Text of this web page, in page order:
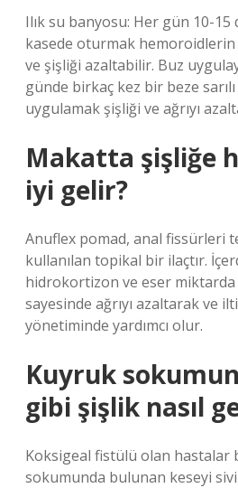
Ilık su banyosu: Her gün 10-15
kasede oturmak hemoroidlerin
ve şişliği azaltabilir. Buz
günde birkaç kez bir beze
uygulamak şişliği ve ağrıyı
Makatta şişliğe
iyi gelir?
Anuflex pomad, anal fissürleri
kullanılan topikal bir ilaçtır.
hidrokortizon ve eser
sayesinde ağrıyı azaltarak ve
yönetiminde yardımcı olur.
Kuyruk
gibi şişlik nasıl
Koksigeal fistülü olan hastalar
sokumunda bulunan keseyi